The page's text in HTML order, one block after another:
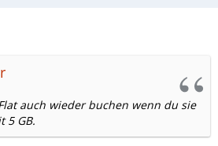
auch wieder buchen wenn du sie
5 GB.